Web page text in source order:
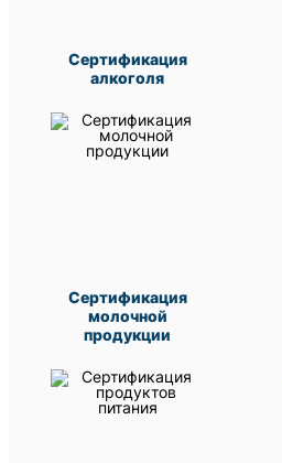
Сертификация
алкоголя
Сертификация
молочной
продукции